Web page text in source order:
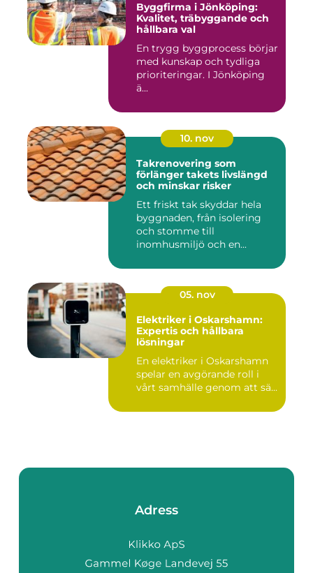
Byggfirma i Jönköping:
Kvalitet, träbyggande och
hållbara val
En trygg byggprocess börjar
med kunskap och tydliga
prioriteringar. I Jönköping
ä...
10. nov
Takrenovering som
förlänger takets livslängd
och minskar risker
Ett friskt tak skyddar hela
byggnaden, från isolering
och stomme till
inomhusmiljö och en...
05. nov
Elektriker i Oskarshamn:
Expertis och hållbara
lösningar
En elektriker i Oskarshamn
spelar en avgörande roll i
vårt samhälle genom att sä...
Adress